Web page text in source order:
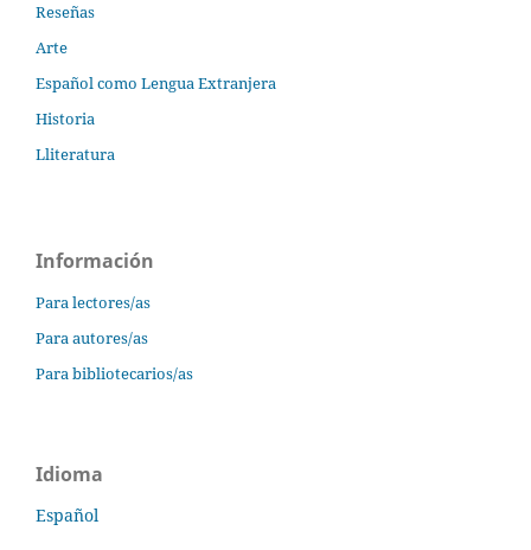
Reseñas
Arte
Español como Lengua Extranjera
Historia
Lliteratura
Información
Para lectores/as
Para autores/as
Para bibliotecarios/as
Idioma
Español